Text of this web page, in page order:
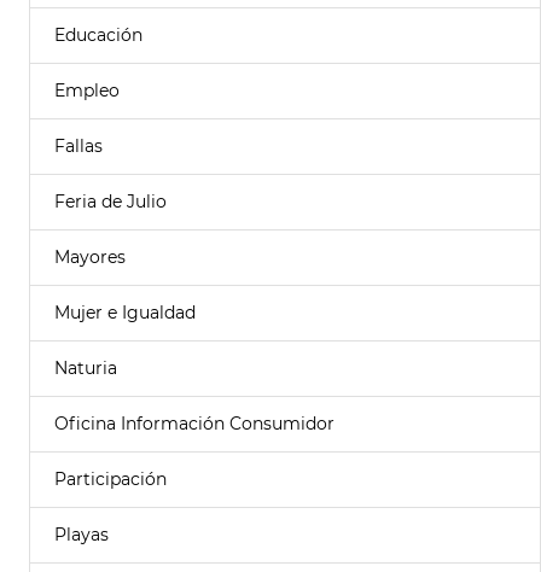
Educación
Empleo
Fallas
Feria de Julio
Mayores
Mujer e Igualdad
Naturia
Oficina Información Consumidor
Participación
Playas